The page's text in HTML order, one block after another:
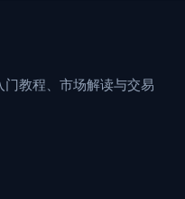
教程、市场解读与交易